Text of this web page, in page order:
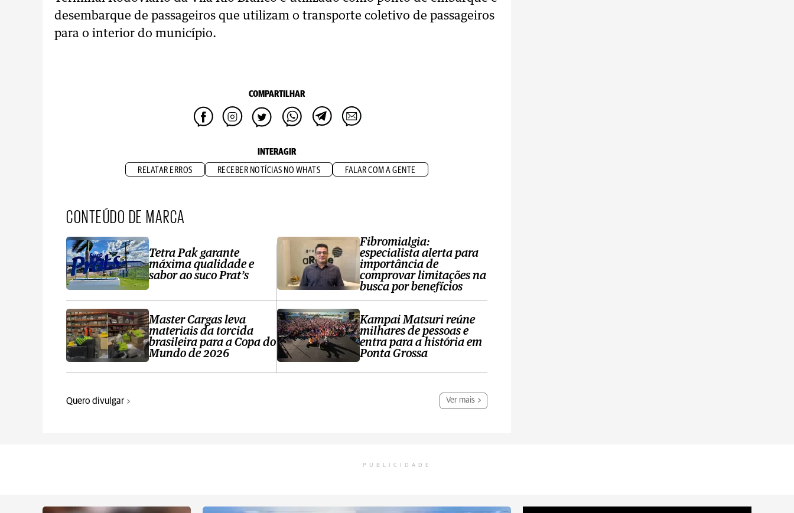
desembarque de passageiros que utilizam o transporte coletivo de passageiros
para o interior do município.
COMPARTILHAR
INTERAGIR
RELATAR ERROS RECEBER NOTÍCIAS NO WHATS FALAR COM A GENTE
CONTEÚDO DE MARCA
Tetra Pak garante
máxima qualidade e
sabor ao suco Prat’s
Master Cargas leva
materiais da torcida
brasileira para a Copa do
Mundo de 2026
Fibromialgia:
especialista alerta para
importância de
comprovar limitações na
busca por benefícios
Kampai Matsuri reúne
milhares de pessoas e
entra para a história em
Ponta Grossa
Quero divulgar Ver mais
PUBLICIDADE